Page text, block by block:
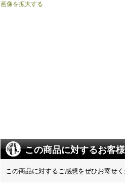
画像を拡大する
この商品に対するお客
この商品に対するご感想をぜひお寄せく